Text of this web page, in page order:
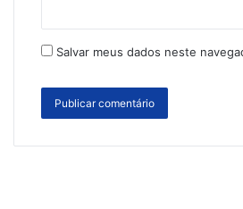
Salvar meus dados neste